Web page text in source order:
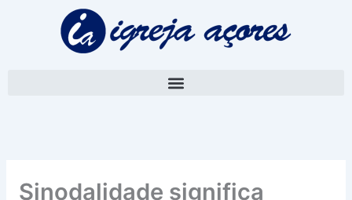
Sinodalidade significa